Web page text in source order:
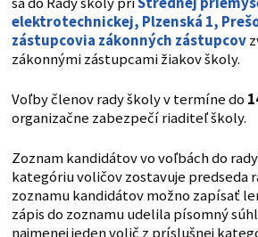
elektrotechnickej, Plzenská 1,
zástupcovia zákonných zástupcov
zákonnými zástupcami žiakov školy.
Voľby členov rady školy v termíne do
organizačne zabezpečí riaditeľ školy.
Zoznam kandidátov vo voľbách do
kategóriu voličov zostavuje predseda
zoznamu kandidátov možno zapísať
zápis do zoznamu udelila písomný
najmenej jeden volič z príslušnej